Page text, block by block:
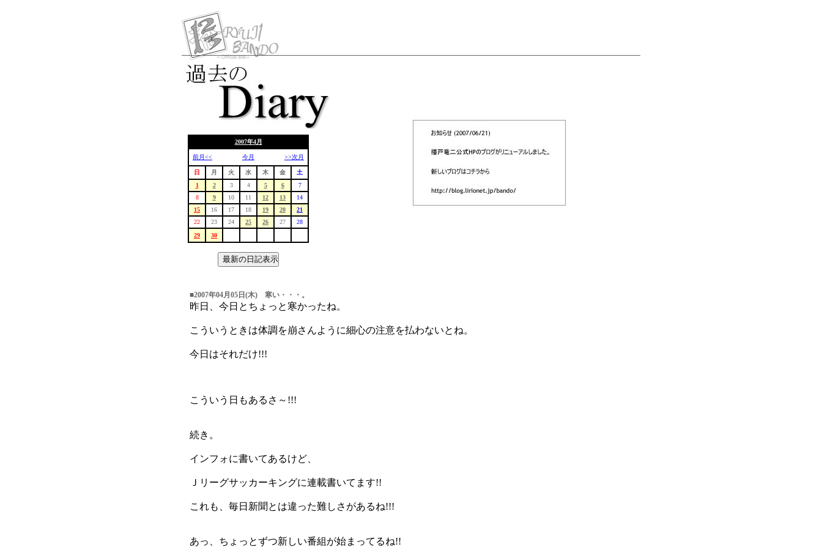
2007年4月
前月<< 今月 >>次月
日 月 火 水 木 金
土
1
2 3 4 5 6
7
8
9 10 11 12 13
14
15
16 17 18 19 20
21
22
23 24 25 26 27
28
29
30
■2007年04月05日(木) 寒い・・・。
昨日、今日とちょっと寒かったね。
こういうときは体調を崩さんように細心の注意を払わないとね。
今日はそれだけ!!!
こういう日もあるさ～!!!
続き。
インフォに書いてあるけど、
Ｊリーグサッカーキングに連載書いてます!!
これも、毎日新聞とは違った難しさがあるね!!!
あっ、ちょっとずつ新しい番組が始まってるね!!